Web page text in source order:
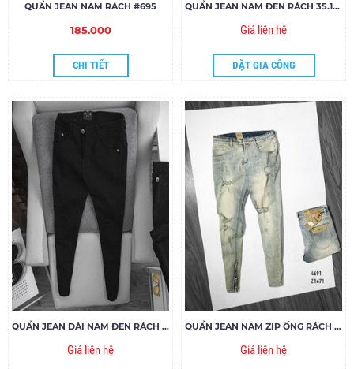
QUẦN JEAN NAM RÁCH #695
185.000
CHI TIẾT
QUẦN JEAN NAM ĐEN RÁCH 35.150
Giá liên hệ
ĐẶT GIA CÔNG
QUẦN JEAN DÀI NAM ĐEN RÁCH GỐI ZIPPER
Giá liên hệ
QUẦN JEAN NAM ZIP ỐNG RÁCH ZR671
Giá liên hệ